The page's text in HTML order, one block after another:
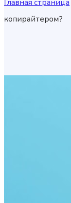
Главная страница
копирайтером?